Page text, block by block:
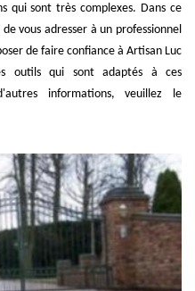
qui sont très complexes. Dans ce
vous adresser à un professionnel
de faire confiance à Artisan Luc
outils qui sont adaptés à ces
informations, veuillez le